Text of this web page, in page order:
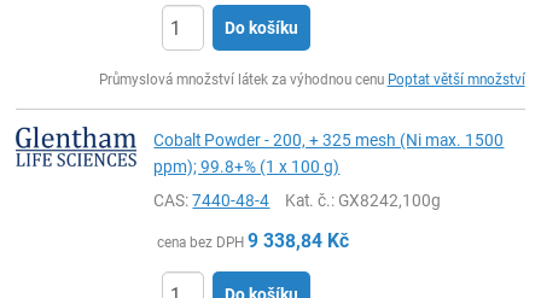
Do košíku
Průmyslová množství látek za výhodnou cenu Poptat větší množství
Cobalt Powder - 200, + 325 mesh (Ni max. 1500
ppm); 99.8+% (1 x 100 g)
CAS:7440-48-4 Kat. č.: GX8242,100g
cena bez DPH 9 338,84 Kč